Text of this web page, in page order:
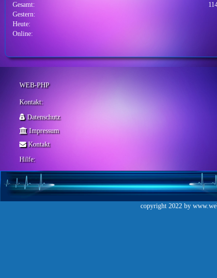
Gesamt:
Gestern:
Heute:
Online:
WEB-PHP
Kontakt:
Datenschutz
Impressum
Kontakt
Hilfe:
copyright 2022 by